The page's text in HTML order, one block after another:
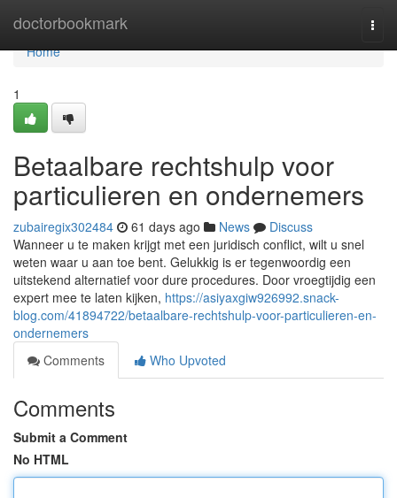
doctorbookmark
Home
Home
1
Betaalbare rechtshulp voor
particulieren en ondernemers
zubairegix302484 61 days ago News
Discuss
Wanneer u te maken krijgt met een juridisch conflict, wilt u snel
weten waar u aan toe bent. Gelukkig is er tegenwoordig een
uitstekend alternatief voor dure procedures. Door vroegtijdig een
expert mee te laten kijken, https://asiyaxgiw926992.snack-
blog.com/41894722/betaalbare-rechtshulp-voor-particulieren-en-
ondernemers
Comments
Who Upvoted
Comments
Submit a Comment
No HTML